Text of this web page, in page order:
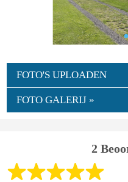
FOTO'S UPLOADEN
FOTO GALERIJ »
2